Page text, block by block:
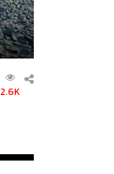
2.6K